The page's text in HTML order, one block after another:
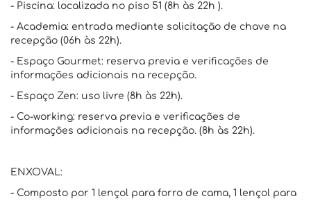
- Piscina: localizada no piso 51 (8h às 22h ).
- Academia: entrada mediante solicitação de chave na
recepção (06h às 22h).
- Espaço Gourmet: reserva previa e verificações de
informações adicionais na recepção.
- Espaço Zen: uso livre (8h às 22h).
- Co-working: reserva previa e verificações de
informações adicionais na recepção. (8h às 22h).
ENXOVAL:
- Composto por 1 lençol para forro de cama, 1 lençol para